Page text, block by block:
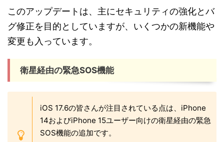
このアップデートは、主にセキュリティの強化とバ
グ修正を目的としていますが、いくつかの新機能や
変更も入っています。
衛星経由の緊急SOS機能
iOS 17.6の皆さんが注目されている点は、iPhone
14およびiPhone 15ユーザー向けの衛星経由の緊急
SOS機能の追加です。